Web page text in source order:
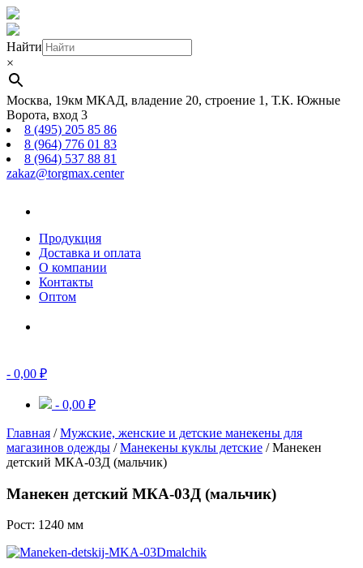
Найти
×
Москва, 19км МКАД, владение 20, строение 1, Т.К. Южные
Ворота, вход 3
8 (495) 205 85 86
8 (964) 776 01 83
8 (964) 537 88 81
zakaz@torgmax.center
Продукция
Доставка и оплата
О компании
Контакты
Оптом
- 0,00 ₽
- 0,00 ₽
Главная /Мужские, женские и детские манекены для
магазинов одежды /Манекены куклы детские / Манекен
детский МКА-03Д (мальчик)
Манекен детский МКА-03Д (мальчик)
Рост: 1240 мм